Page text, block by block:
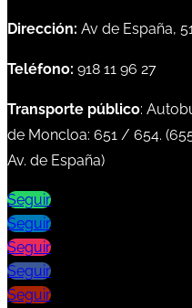
Dirección: Av de España,
Teléfono: 918 11 96 27
Transporte público:
de Moncloa: 651 / 654. (
Av. de España)
Seguir
Seguir
Seguir
Seguir
Seguir